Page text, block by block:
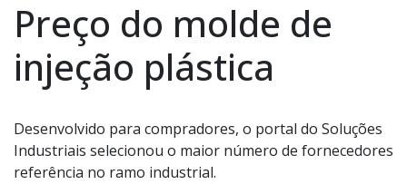
Preço do molde de
injeção plástica
Desenvolvido para compradores, o portal do Soluções
Industriais selecionou o maior número de fornecedores
referência no ramo industrial.